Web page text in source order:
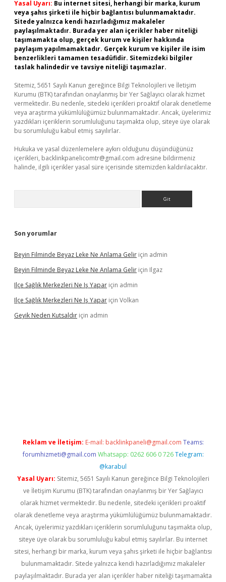
Yasal Uyarı: Bu internet sitesi, herhangi bir marka, kurum
veya şahıs şirketi ile hiçbir bağlantısı bulunmamaktadır.
Sitede yalnızca kendi hazırladığımız makaleler
paylaşılmaktadır. Burada yer alan içerikler haber niteliği
taşımamakta olup, gerçek kurum ve kişiler hakkında
paylaşım yapılmamaktadır. Gerçek kurum ve kişiler ile isim
benzerlikleri tamamen tesadüfidir. Sitemizdeki bilgiler
taslak halindedir ve tavsiye niteliği taşımazlar.
Sitemiz, 5651 Sayılı Kanun gereğince Bilgi Teknolojileri ve İletişim
Kurumu (BTK) tarafından onaylanmış bir Yer Sağlayıcı olarak hizmet
vermektedir. Bu nedenle, sitedeki içerikleri proaktif olarak denetleme
veya araştırma yükümlülüğümüz bulunmamaktadır. Ancak, üyelerimiz
yazdıkları içeriklerin sorumluluğunu taşımakta olup, siteye üye olarak
bu sorumluluğu kabul etmiş sayılırlar.
Hukuka ve yasal düzenlemelere aykırı olduğunu düşündüğünüz
içerikleri, backlinkpanelicomtr@gmail.com adresine bildirmeniz
halinde, ilgili içerikler yasal süre içerisinde sitemizden kaldırılacaktır.
Son yorumlar
Beyin Filminde Beyaz Leke Ne Anlama Gelir için admin
Beyin Filminde Beyaz Leke Ne Anlama Gelir için Ilgaz
Ilçe Sağlık Merkezleri Ne Iş Yapar için admin
Ilçe Sağlık Merkezleri Ne Iş Yapar için Volkan
Geyik Neden Kutsaldır için admin
Reklam ve İletişim: E-mail: backlinkpaneli@gmail.com Teams:
forumhizmeti@gmail.com Whatsapp: 0262 606 0 726 Telegram:
@karabul
Yasal Uyarı: Sitemiz, 5651 Sayılı Kanun gereğince Bilgi Teknolojileri
ve İletişim Kurumu (BTK) tarafından onaylanmış bir Yer Sağlayıcı
olarak hizmet vermektedir. Bu nedenle, sitedeki içerikleri proaktif
olarak denetleme veya araştırma yükümlülüğümüz bulunmamaktadır.
Ancak, üyelerimiz yazdıkları içeriklerin sorumluluğunu taşımakta olup,
siteye üye olarak bu sorumluluğu kabul etmiş sayılırlar. Bu internet
sitesi, herhangi bir marka, kurum veya şahıs şirketi ile hiçbir bağlantısı
bulunmamaktadır. Sitede yalnızca kendi hazırladığımız makaleler
paylaşılmaktadır. Burada yer alan içerikler haber niteliği taşımamakta